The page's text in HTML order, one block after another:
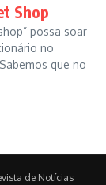
Shop
possa soar
no
que no
de Notícias